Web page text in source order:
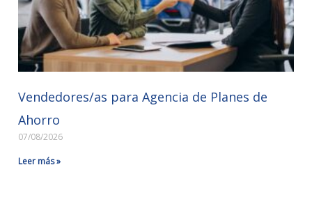
Vendedores/as para Agencia de Planes de
Ahorro
07/08/2026
Leer más »